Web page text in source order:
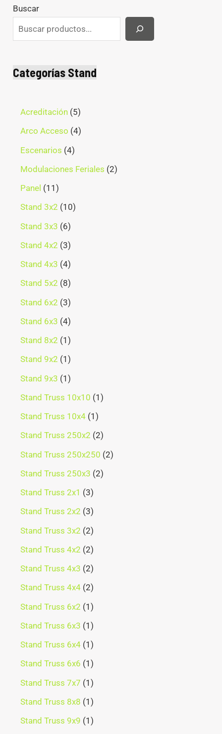
Buscar
Categorías Stand
Acreditación 5
Arco Acceso 4
Escenarios 4
Modulaciones Feriales 2
Panel
11
Stand 3x2 10
Stand 3x3 6
Stand 4x2 3
Stand 4x3 4
Stand 5x2 8
Stand 6x2 3
Stand 6x3 4
Stand 8x2 1
Stand 9x2 1
Stand 9x3 1
Stand Truss 10x10 1
Stand Truss 10x4 1
Stand Truss 250x2 2
Stand Truss 250x250 2
Stand Truss 250x3 2
Stand Truss 2x1
3
Stand Truss 2x2 3
Stand Truss 3x2 2
Stand Truss 4x2 2
Stand Truss 4x3 2
Stand Truss 4x4 2
Stand Truss 6x2 1
Stand Truss 6x3 1
Stand Truss 6x4 1
Stand Truss 6x6 1
Stand Truss 7x7 1
Stand Truss 8x8 1
Stand Truss 9x9 1